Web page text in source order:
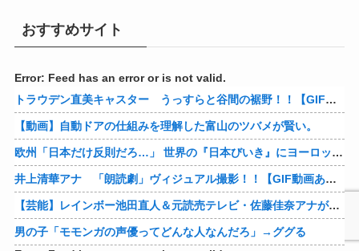
おすすめサイト
Error: Feed has an error or is not valid.
トラウデン直美キャスター うっすらと谷間の裾野！！【GIF動画あり】
【動画】自動ドアの仕組みを理解した富山のツバメが賢い。
欧州「日本だけ反則だろ…」 世界の『日本びいき』にヨーロッパ全土から不満の声
井上清華アナ 「朗読劇」ヴィジュアル撮影！！【GIF動画あり】
【芸能】レインボー池田直人＆元読売テレビ・佐藤佳奈アナが結婚
男の子「モモンガの声優ってどんな人なんだろ」→ググる